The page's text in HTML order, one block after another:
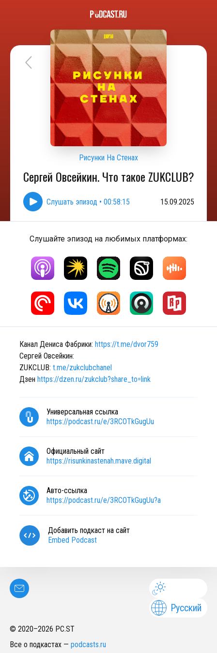
Рисунки На Стенах
Сергей Овсейкин. Что такое ZUKCLUB?
Слушать эпизод • 00:58:15 15.09.2025
Слушайте эпизод на любимых платформах:
Канал Дениса Фабрики: https://t.me/dvor759
Сергей Овсейкин:
ZUKCLUB: t.me/zukclubchanel
Дзен https://dzen.ru/zukclub?share_to=link
Универсальная ссылка
https://podcast.ru/e/3RCOTkGugUu
Официальный сайт
https://risunkinastenah.mave.digital
Авто-ссылка
https://podcast.ru/e/3RCOTkGugUu?a
Добавить подкаст на сайт
Embed Podcast
Русский
© 2020–2026 PC.ST
Все о подкастах — podcasts.ru